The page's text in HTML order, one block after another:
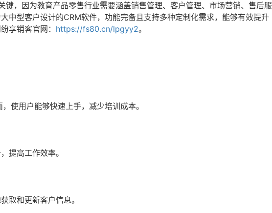
键，因为教育产品零售行业需要涵盖销售管理、客户管理、市场营销、售后服
中型客户设计的CRM软件，功能完备且支持多种定制化需求，能够有效提升
享销客官网： https://fs80.cn/lpgyy2。
使用户能够快速上手，减少培训成本。
提高工作效率。
取和更新客户信息。